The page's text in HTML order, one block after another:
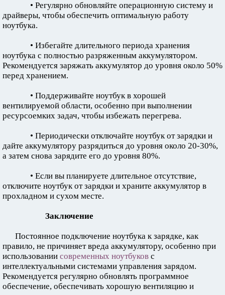
• Регулярно обновляйте операционную систему и
драйверы, чтобы обеспечить оптимальную работу
ноутбука.
• Избегайте длительного периода хранения
ноутбука с полностью разряженным аккумулятором.
Рекомендуется заряжать аккумулятор до уровня около 50%
перед хранением.
• Поддерживайте ноутбук в хорошей
вентилируемой области, особенно при выполнении
ресурсоемких задач, чтобы избежать перегрева.
• Периодически отключайте ноутбук от зарядки и
дайте аккумулятору разрядиться до уровня около 20-30%,
а затем снова зарядите его до уровня 80%.
• Если вы планируете длительное отсутствие,
отключите ноутбук от зарядки и храните аккумулятор в
прохладном и сухом месте.
Заключение
Постоянное подключение ноутбука к зарядке, как
правило, не причиняет вреда аккумулятору, особенно при
использовании современных ноутбуков с
интеллектуальными системами управления зарядом.
Рекомендуется регулярно обновлять программное
обеспечение, обеспечивать хорошую вентиляцию и